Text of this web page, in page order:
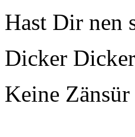
Hast Dir nen
Dicker
Keine Zänsür